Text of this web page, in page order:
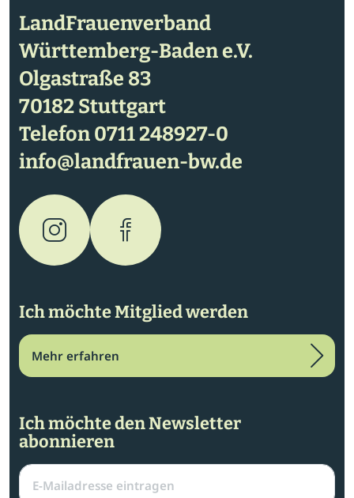
LandFrauenverband
Württemberg-Baden e.V.
Olgastraße 83
70182 Stuttgart
Telefon0711 248927-0
info@landfrauen-bw.de
Ich möchte Mitglied werden
Mehr erfahren
Ich möchte den Newsletter
abonnieren